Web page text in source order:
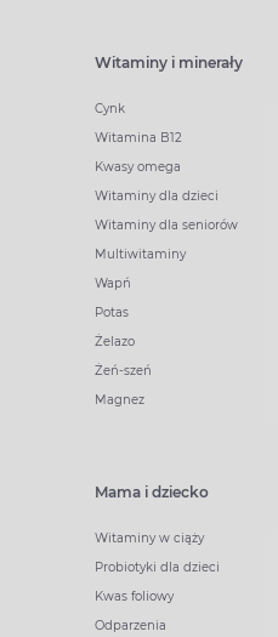
Witaminy i minerały
Cynk
Witamina B12
Kwasy omega
Witaminy dla dzieci
Witaminy dla seniorów
Multiwitaminy
Wapń
Potas
Żelazo
Żeń-szeń
Magnez
Mama i dziecko
Witaminy w ciąży
Probiotyki dla dzieci
Kwas foliowy
Odparzenia